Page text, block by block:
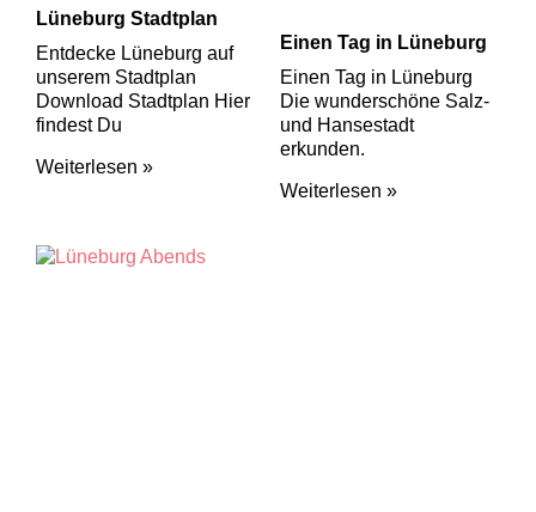
Lüneburg Stadtplan
Entdecke Lüneburg auf
unserem Stadtplan
Download Stadtplan Hier
findest Du
Weiterlesen »
Einen Tag in Lüneburg
Einen Tag in Lüneburg
Die wunderschöne Salz-
und Hansestadt
erkunden.
Weiterlesen »